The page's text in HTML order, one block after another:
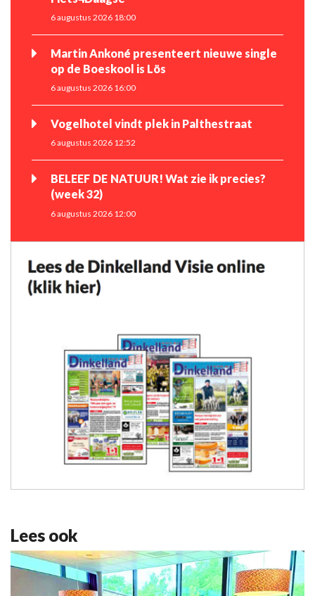
6 augustus 2026 18:00
Martin Ankoné presenteert nieuwe single
op de Boeskool is Lös
6 augustus 2026 16:00
Vogelhotel vindt plek in Palthestraat
6 augustus 2026 12:52
BELEEF DE NATUUR! Wat zie ik precies?
(week 32)
6 augustus 2026 12:00
Lees ook